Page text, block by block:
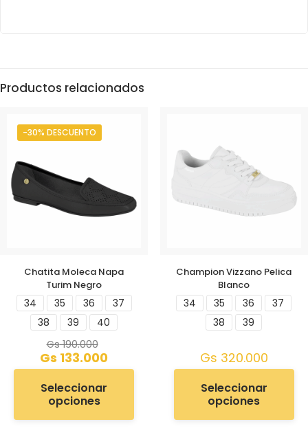
Productos relacionados
-30% DESCUENTO
Chatita Moleca Napa
Turim Negro
34 35 36
37
38
39
40
Gs190.000
Gs 133.000
Seleccionar
opciones
Champion Vizzano Pelica
Blanco
34 35 36
37
38
39
Gs 320.000
Seleccionar
opciones